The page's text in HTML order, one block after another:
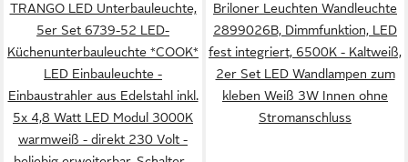
TRANGO LED Unterbauleuchte,
5er Set 6739-52 LED-
Küchenunterbauleuchte *COOK*
LED Einbauleuchte -
Einbaustrahler aus Edelstahl inkl.
5x 4,8 Watt LED Modul 3000K
warmweiß - direkt 230 Volt -
Briloner Leuchten Wandleuchte
2899026B, Dimmfunktion, LED
fest integriert, 6500K - Kaltweiß,
2er Set LED Wandlampen zum
kleben Weiß 3W Innen ohne
Stromanschluss